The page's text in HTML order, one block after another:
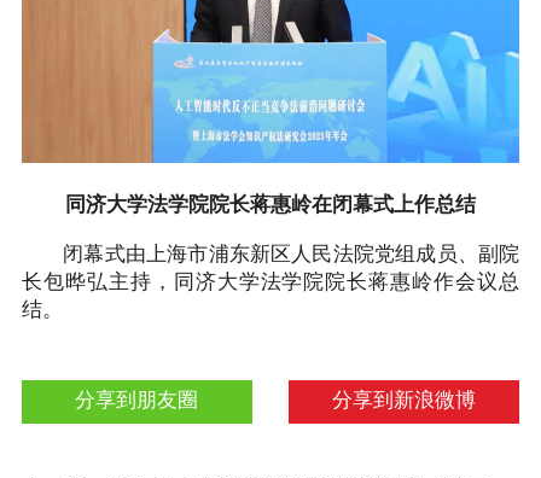
同济大学法学院院长蒋惠岭在闭幕式上作总结
闭幕式由上海市浦东新区人民法院党组成员、副院
长包晔弘主持，同济大学法学院院长蒋惠岭作会议总
结。
分享到新浪微博
分享到朋友圈